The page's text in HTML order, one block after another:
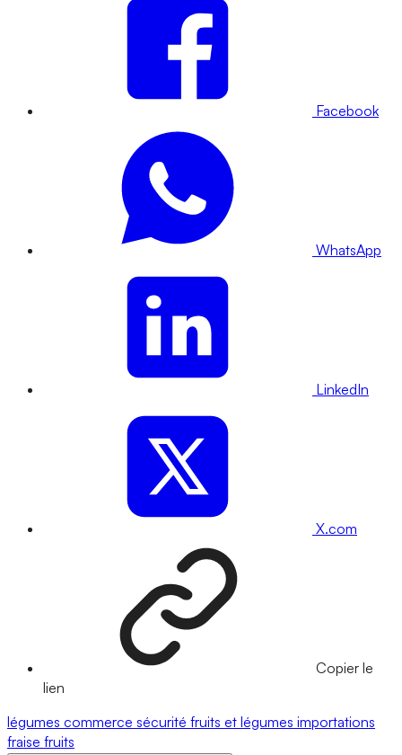
Facebook
WhatsApp
LinkedIn
X.com
Copier le
lien
légumes commerce sécurité fruits et légumes importations
fraise fruits